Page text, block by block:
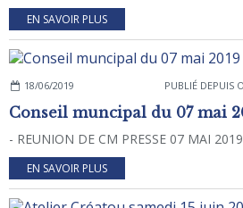
EN SAVOIR PLUS
18/06/2019 PUBLIÉ DEPUIS
Conseil muncipal du 07 mai
- REUNION DE CM PRESSE 07 MAI
EN SAVOIR PLUS